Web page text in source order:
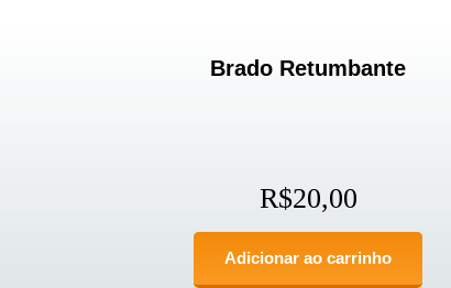
Brado Retumbante
R$20,00
Adicionar ao carrinho